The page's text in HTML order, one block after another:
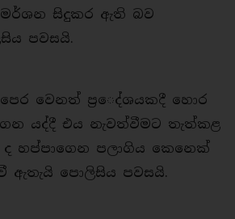
සිදුකර ඇති බව
පවසයි.
වෙනත් ප්‍ර​ෙද්ශයකදී හොර
යද්දී එය නැවත්වීමට තැත්කළ
හප්පාගෙන පලාගිය කෙනෙක්
ඇතැයි පොලිසිය පවසයි.